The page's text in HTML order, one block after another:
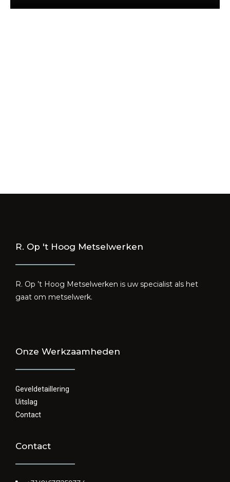
R. Op 't Hoog Metselwerken
R. Op ’t Hoog Metselwerken is uw specialist als het
gaat om metselwerk.
Onze Werkzaamheden
Geveldetaillering
Uitslag
Contact
Contact